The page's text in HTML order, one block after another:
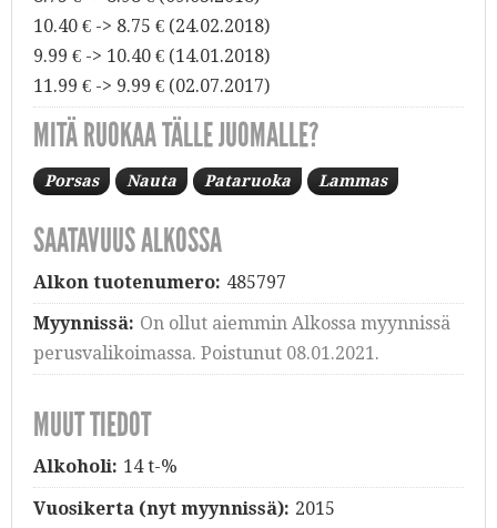
10.40 € -> 8.75 € (24.02.2018)
9.99 € -> 10.40 € (14.01.2018)
11.99 € -> 9.99 € (02.07.2017)
MITÄ RUOKAA TÄLLE JUOMALLE?
Porsas Nauta Pataruoka Lammas
SAATAVUUS ALKOSSA
Alkon tuotenumero: 485797
Myynnissä: On ollut aiemmin Alkossa myynnissä
perusvalikoimassa. Poistunut 08.01.2021.
MUUT TIEDOT
Alkoholi: 14 t-%
Vuosikerta (nyt myynnissä): 2015